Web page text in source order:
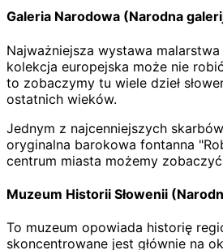
Galeria Narodowa (Narodna
Najważniejsza wystawa malarstwa
kolekcja europejska może nie
to zobaczymy tu wiele dzieł
ostatnich wieków.
Jednym z najcenniejszych
oryginalna barokowa fontanna
centrum miasta możemy
Muzeum Historii Słowenii
To muzeum opowiada historię
skoncentrowane jest głównie na